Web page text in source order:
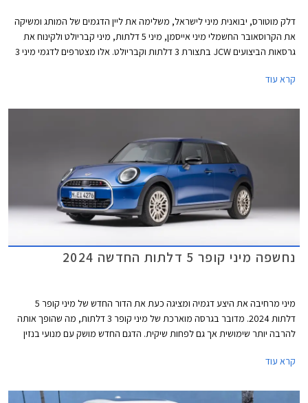
דלק מוטורס, יבואנית מיני לישראל, משלימה את ליין הדגמים של המותג ומשיקה
את הקרוסאובר החשמלי מיני אייסמן, מיני 5 דלתות, מיני קבריולט ולקינוח את
גרסאות הביצועים JCW בתצורת 3 דלתות וקבריולט. אלו מצטרפים לדגמי מיני 3
קרא עוד
נחשפה מיני קופר 5 דלתות החדשה 2024
מיני מרחיבה את היצע דגמיה ומציגה כעת את הדור החדש של מיני קופר 5
דלתות 2024. מדובר בגרסה מוארכת של מיני קופר 3 דלתות, מה שהופך אותה
להרבה יותר שימושית אך גם לפחות שיקית. הדגם החדש מושק עם מנועי בנזין
קרא עוד